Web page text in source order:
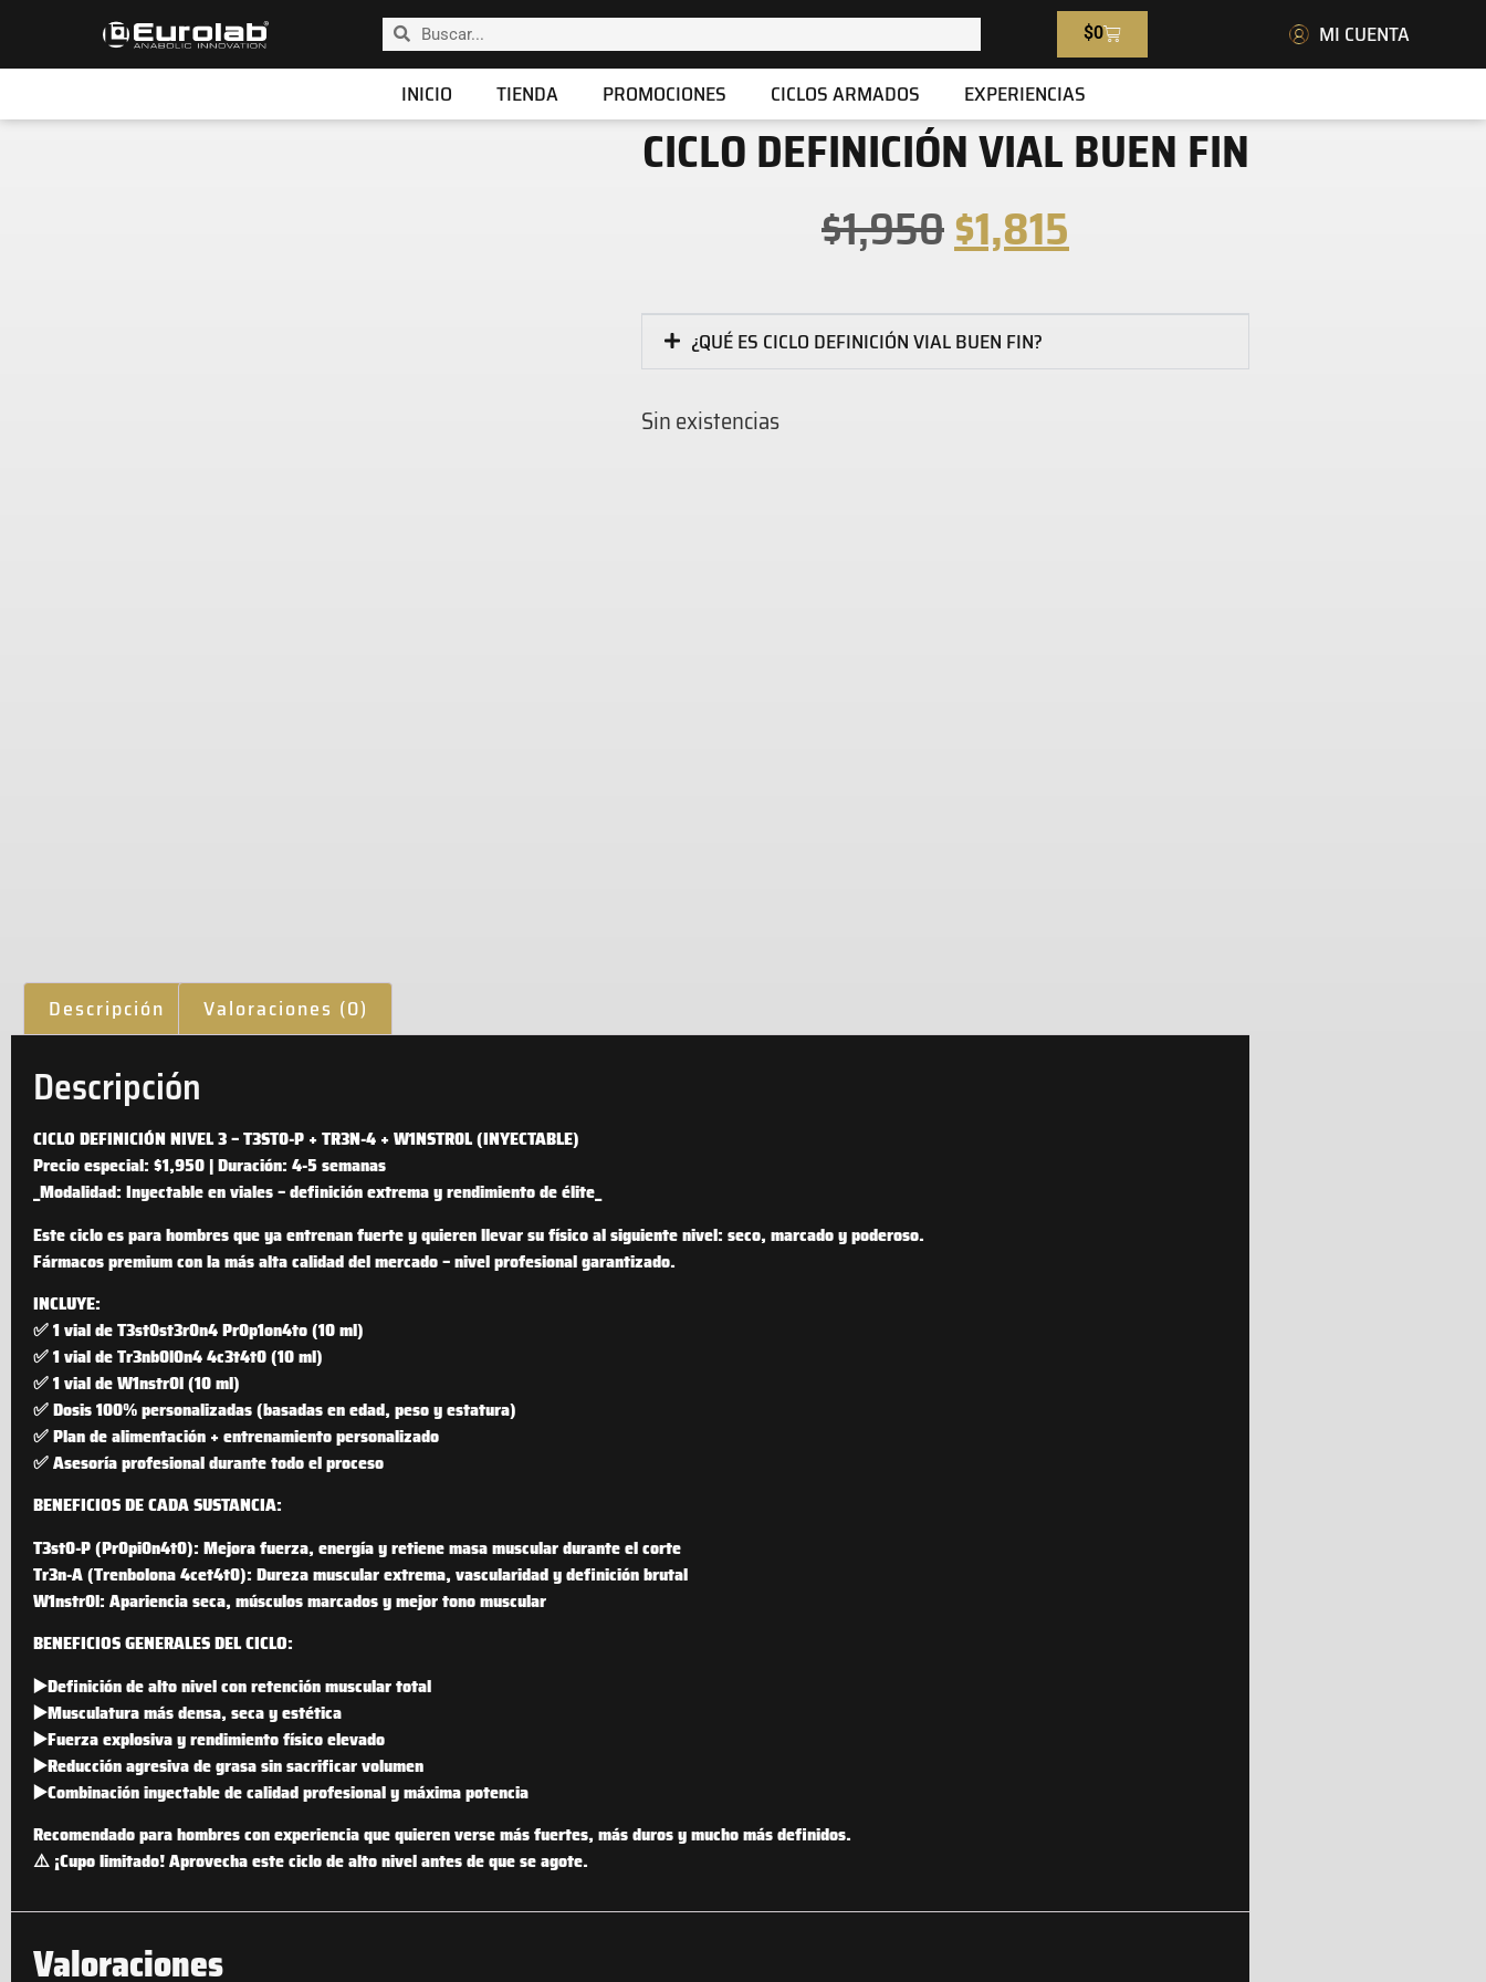
$0
MI CUENTA
INICIO
TIENDA PROMOCIONES CICLOS ARMADOS EXPERIENCIAS
CICLO DEFINICIÓN VIAL BUEN FIN
$1,950$1,815
¿QUÉ ES CICLO DEFINICIÓN VIAL BUEN FIN?
Sin existencias
Descripción Valoraciones (0)
Descripción
CICLO DEFINICIÓN NIVEL 3 – T3ST0-P + TR3N-4 + W1NSTR0L (INYECTABLE)
Precio especial: $1,950 | Duración: 4-5 semanas
_Modalidad: Inyectable en viales – definición extrema y rendimiento de élite_
Este ciclo es para hombres que ya entrenan fuerte y quieren llevar su físico al siguiente nivel: seco, marcado y poderoso.
Fármacos premium con la más alta calidad del mercado – nivel profesional garantizado.
INCLUYE:
✅ 1 vial de T3st0st3r0n4 Pr0p1on4to (10 ml)
✅ 1 vial de Tr3nb0l0n4 4c3t4t0 (10 ml)
✅ 1 vial de W1nstr0l (10 ml)
✅ Dosis 100% personalizadas (basadas en edad, peso y estatura)
✅ Plan de alimentación + entrenamiento personalizado
✅ Asesoría profesional durante todo el proceso
BENEFICIOS DE CADA SUSTANCIA:
T3st0-P (Pr0pi0n4t0): Mejora fuerza, energía y retiene masa muscular durante el corte
Tr3n-A (Trenbolona 4cet4t0): Dureza muscular extrema, vascularidad y definición brutal
W1nstr0l: Apariencia seca, músculos marcados y mejor tono muscular
BENEFICIOS GENERALES DEL CICLO:
▶️Definición de alto nivel con retención muscular total
▶️Musculatura más densa, seca y estética
▶️Fuerza explosiva y rendimiento físico elevado
▶️Reducción agresiva de grasa sin sacrificar volumen
▶️Combinación inyectable de calidad profesional y máxima potencia
Recomendado para hombres con experiencia que quieren verse más fuertes, más duros y mucho más definidos.
⚠️¡Cupo limitado!Aprovecha este ciclo de alto nivel antes de que se agote.
Valoraciones